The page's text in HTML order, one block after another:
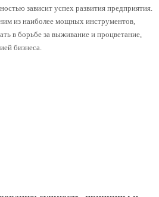
зависит успех развития предприятия.
из наиболее мощных инструментов,
в борьбе за выживание и процветание,
бизнеса.